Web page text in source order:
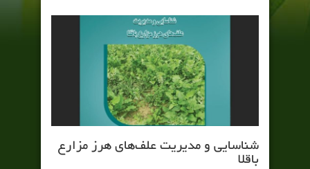
شناسایی و مدیریت علف‌های هرز مزارع
باقلا